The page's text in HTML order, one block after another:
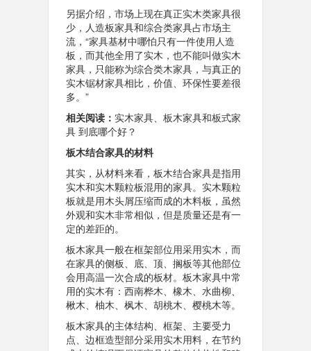
另据介绍，市场上现在真正实木类家具很
少，人造板家具和综合类家具占市场主
流，“家具基材中哪怕只有一件使用人造
板，而其他全用了实木，也不能叫做实木
家具，只能称为综合类木家具，与真正的
实木锯材家具相比，价值、环保性要差很
多。”
相关阅读： 实木家具、板木家具和板式家
具 到底哪个好？
板木结合家具的材料
其实，从材料来看，板木结合家具是指用
实木和实木颗粒板混用的家具。实木颗粒
板就是用木头屑压缩而成的木料板，虽然
外观和实木非常相似，但是质量还是有一
定的差距的。
板木家具一般在框架部位用采用实木，而
在家具的侧板、底、顶、搁板等其他部位
会用高温一次合成的板材。板木家具中常
用的实木有：西南桦木、橡木、水曲柳、
楸木、柚木、枫木、胡桃木、樱桃木等。
板木家具的主体结构、框架、主要受力
点、边框造型部分采用实木用料，在节约